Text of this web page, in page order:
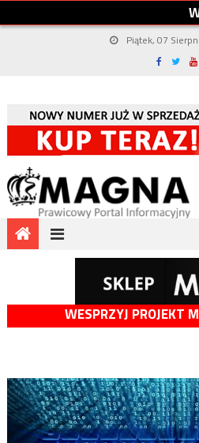
Piątek, 07
WESPRZYJ PROJEKT